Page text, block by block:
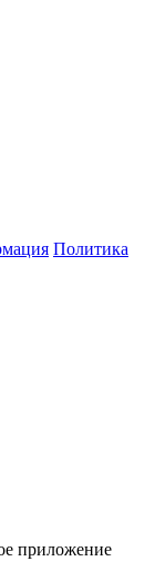
Политика
приложение